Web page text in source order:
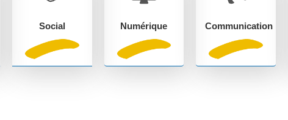
Social Numérique Communication